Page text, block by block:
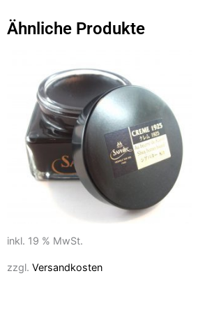
b
o
o
k
d
o
n
Ähnliche Produkte
inkl. 19 % MwSt.
zzgl. Versandkosten